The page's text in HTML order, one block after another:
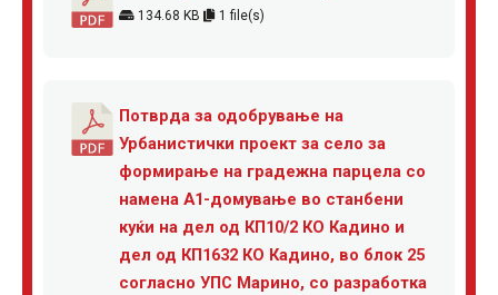
134.68 KB 1 file(s)
Потврда за одобрување на
Урбанистички проект за село за
формирање на градежна парцела со
намена А1-домување во станбени
куќи на дел од КП10/2 КО Кадино и
дел од КП1632 КО Кадино, во блок 25
согласно УПС Марино, со разработка